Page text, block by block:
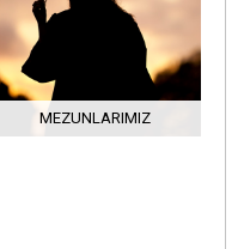
MEZUNLARIMIZ